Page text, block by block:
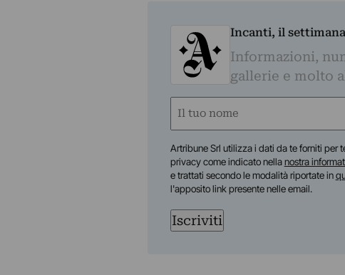
Incanti, il
Informazioni,
gallerie e molto
Nome
Artribune Srl utilizza i dati da te forniti per
privacy come indicato nellanostra
e trattati secondo le modalità riportate in
l'apposito link presente nelle email.
Iscriviti